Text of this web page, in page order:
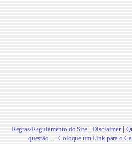
Regras/Regulamento do Site | Disclaimer|
questão... | Coloque um Link para o